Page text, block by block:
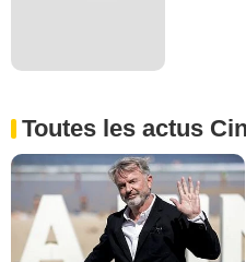
Toutes les actus